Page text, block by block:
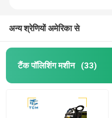
स्वचालित पाइप पॉलिशिंग मशीन
तार पॉलिशिंग मशीन
अन्य श्रेणियों अमेरिका से
टैंक पॉलिशिंग मशीन (33)